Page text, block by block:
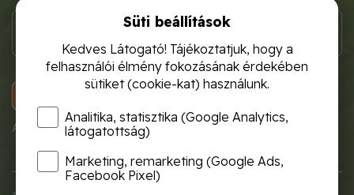
KOSÁRBA
A termék átmenetileg nem rendelhető!
Süti beállítások
Kedves Látogató! Tájékoztatjuk, hogy a
felhasználói élmény fokozásának érdekében
sütiket (cookie-kat) használunk.
Analitika, statisztika (Google Analytics,
látogatottság)
Marketing, remarketing (Google Ads,
Facebook Pixel)